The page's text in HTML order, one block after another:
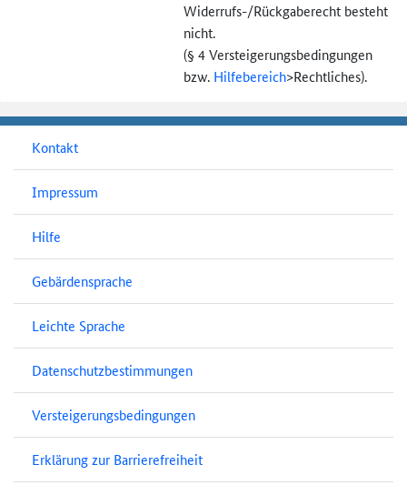
Widerrufs-/Rückgaberecht besteht
nicht.
(§ 4 Versteigerungs­bedingungen
bzw. Hilfebereich>Rechtliches).
Kontakt
Impressum
Hilfe
Gebärdensprache
Leichte Sprache
Datenschutzbestimmungen
Versteigerungsbedingungen
Erklärung zur Barrierefreiheit